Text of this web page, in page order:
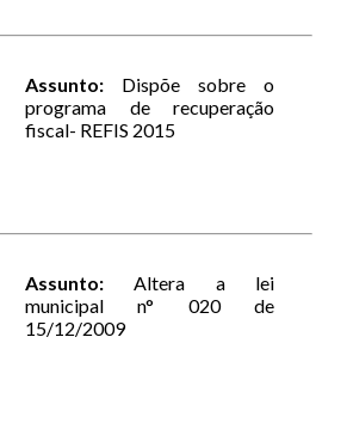
Assunto: Dispõe sobre o
programa de recuperação
fiscal- REFIS 2015
Assunto:Altera a lei
municipal n° 020 de
15/12/2009